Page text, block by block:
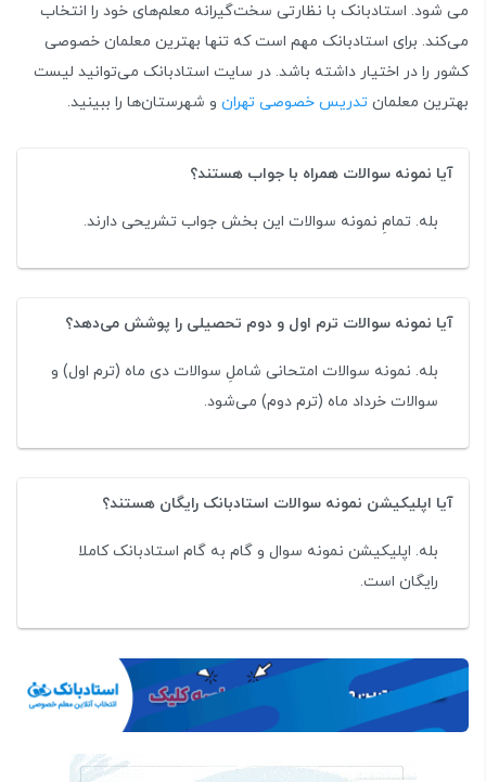
می شود. استادبانک با نظارتی سخت‌گیرانه معلم‌های خود را انتخاب
می‌کند. برای استادبانک مهم است که تنها بهترین معلمان خصوصی
کشور را در اختیار داشته باشد. در سایت استادبانک می‌توانید لیست
بهترین معلمان تدریس خصوصی تهران و شهرستان‌ها را ببینید.
آیا نمونه سوالات همراه با جواب هستند؟
بله. تمامِ نمونه سوالات این بخش جواب تشریحی دارند.
آیا نمونه سوالات ترم اول و دوم تحصیلی را پوشش می‌دهد؟
بله. نمونه سوالات امتحانی شاملِ سوالات دی ماه (ترم اول) و
سوالات خرداد ماه (ترم دوم) می‌شود.
آیا اپلیکیشن نمونه سوالات استادبانک رایگان هستند؟
بله. اپلیکیشن نمونه سوال و گام به گام استادبانک کاملا
رایگان است.